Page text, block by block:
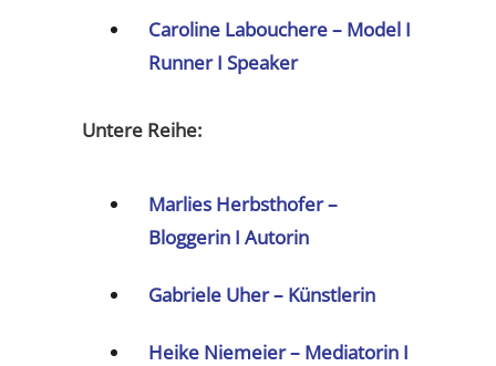
Caroline Labouchere – Model I
Runner I Speaker
Untere Reihe:
Marlies Herbsthofer –
Bloggerin I Autorin
Gabriele Uher – Künstlerin
Heike Niemeier – Mediatorin I